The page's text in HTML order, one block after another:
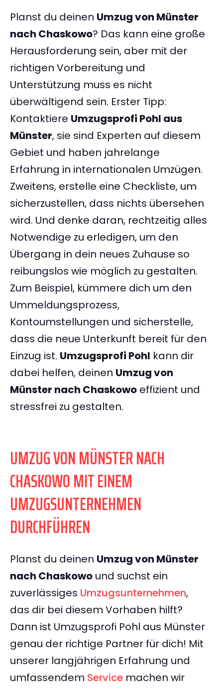
Planst du deinen Umzug von Münster
nach Chaskowo? Das kann eine große
Herausforderung sein, aber mit der
richtigen Vorbereitung und
Unterstützung muss es nicht
überwältigend sein. Erster Tipp:
Kontaktiere Umzugsprofi Pohl aus
Münster, sie sind Experten auf diesem
Gebiet und haben jahrelange
Erfahrung in internationalen Umzügen.
Zweitens, erstelle eine Checkliste, um
sicherzustellen, dass nichts übersehen
wird. Und denke daran, rechtzeitig alles
Notwendige zu erledigen, um den
Übergang in dein neues Zuhause so
reibungslos wie möglich zu gestalten.
Zum Beispiel, kümmere dich um den
Ummeldungsprozess,
Kontoumstellungen und sicherstelle,
dass die neue Unterkunft bereit für den
Einzug ist. Umzugsprofi Pohl kann dir
dabei helfen, deinen Umzug von
Münster nach Chaskowo effizient und
stressfrei zu gestalten.
UMZUG VON MÜNSTER NACH
CHASKOWO MIT EINEM
UMZUGSUNTERNEHMEN
DURCHFÜHREN
Planst du deinen Umzug von Münster
nach Chaskowo und suchst ein
zuverlässiges Umzugsunternehmen,
das dir bei diesem Vorhaben hilft?
Dann ist Umzugsprofi Pohl aus Münster
genau der richtige Partner für dich! Mit
unserer langjährigen Erfahrung und
umfassendem Service machen wir